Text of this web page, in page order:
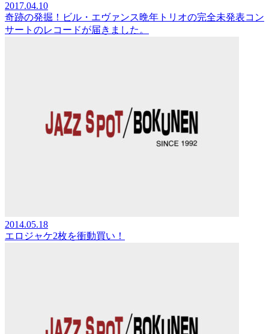
2017.04.10
奇跡の発掘！ビル・エヴァンス晩年トリオの完全未発表コン
サートのレコードが届きました。
2014.05.18
エロジャケ2枚を衝動買い！